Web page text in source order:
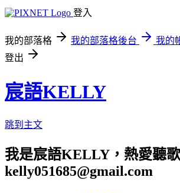
登入
我的部落格 我的部落格後台
我的
登出
宸語KELLY
跳到主文
我是宸語KELLY，熱愛聽
kelly051685@gmail.com